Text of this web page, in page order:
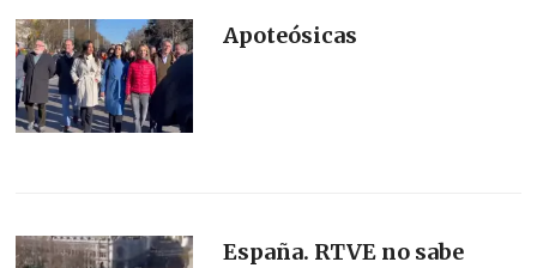
Apoteósicas
España. RTVE no sabe